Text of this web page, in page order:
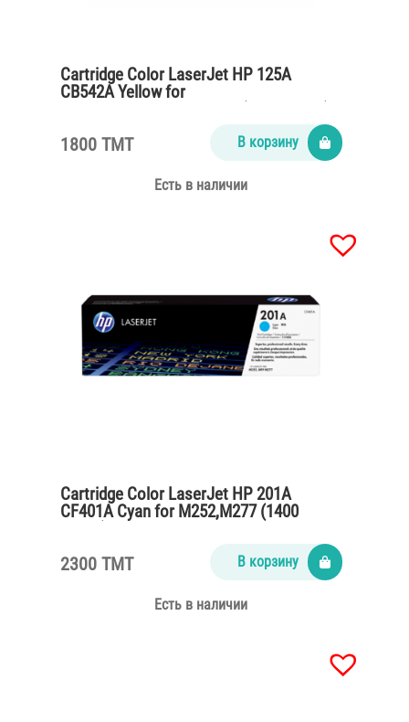
Cartridge Color LaserJet HP 125A
CB542A Yellow for
1800 TMT В корзину
Есть в наличии
Cartridge Color LaserJet HP 201A
CF401A Cyan for M252,M277 (1400
2300 TMT В корзину
Есть в наличии